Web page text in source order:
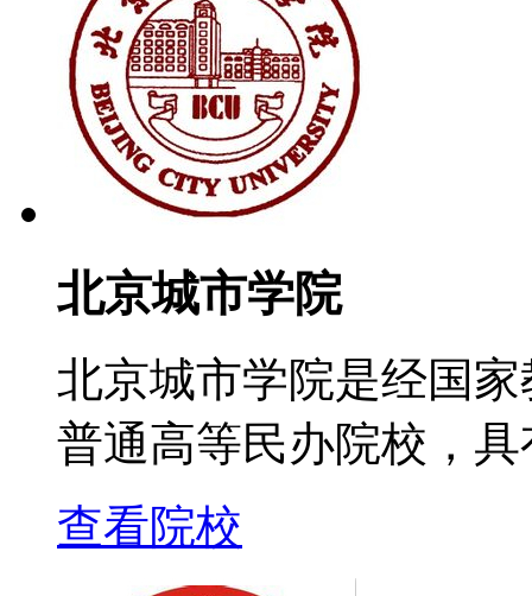
北京城市学院
北京城市学院是经国
普通高等民办院校，
查看院校